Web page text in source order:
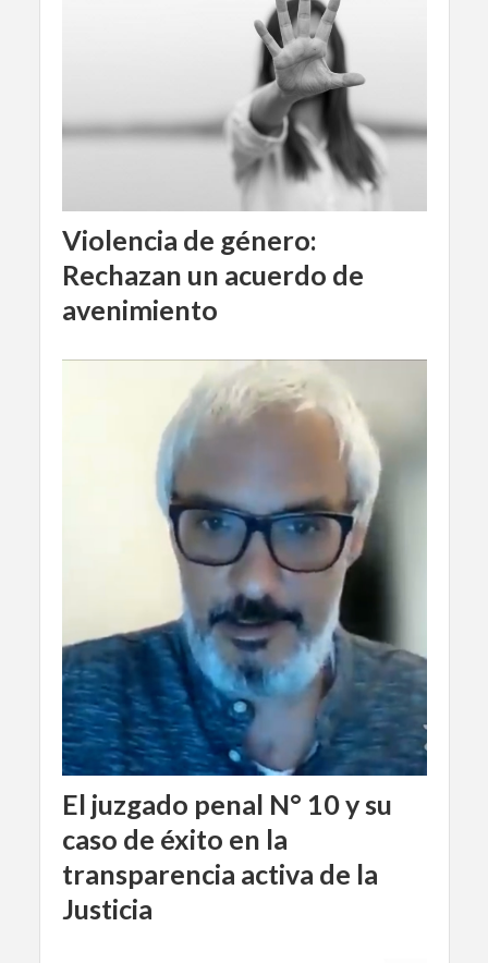
Violencia de género:
Rechazan un acuerdo de
avenimiento
El juzgado penal N° 10 y su
caso de éxito en la
transparencia activa de la
Justicia